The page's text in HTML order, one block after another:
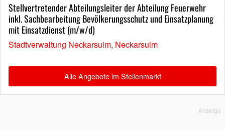
Stellvertretender Abteilungsleiter der Abteilung Feuerwehr
inkl. Sachbearbeitung Bevölkerungsschutz und Einsatzplanung
mit Einsatzdienst (m/w/d)
Stadtverwaltung Neckarsulm, Neckarsulm
Alle Angebote im Stellenmarkt
Anzeige